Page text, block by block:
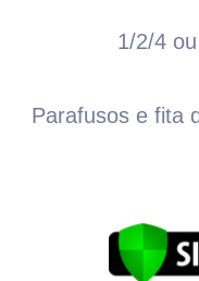
1/2/4
Parafusos e fita